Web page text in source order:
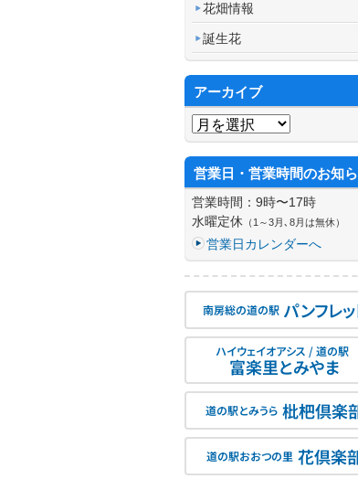
花畑情報
誕生花
アーカイブ
アーカイブ
営業日・営業時間のお知
営業時間：9時〜17時
水曜定休 （1～3月､8月は無休）
営業日カレンダーへ
南房総の道の駅 パンフレッ
ハイウェイオアシス / 道の駅
富楽里とみやま
道の駅とみうら 枇杷倶楽
道の駅おおつの里 花倶楽